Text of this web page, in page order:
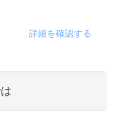
詳細を確認する